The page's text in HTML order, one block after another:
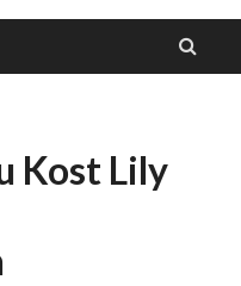
Kost Lily